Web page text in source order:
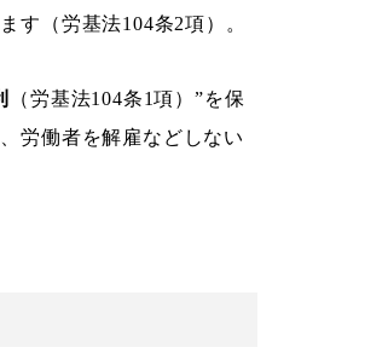
す（労基法104条2項）。
（労基法104条1項）”を保
労働者を解雇などしない